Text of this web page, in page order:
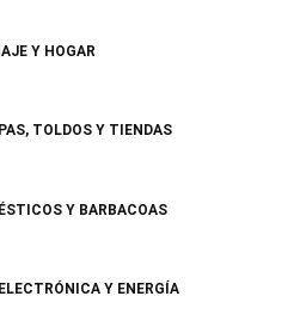
Y HOGAR
TOLDOS Y TIENDAS
Y BARBACOAS
Y ENERGÍA